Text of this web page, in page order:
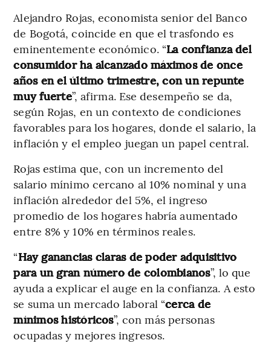
Alejandro Rojas, economista senior del Banco
de Bogotá, coincide en que el trasfondo es
eminentemente económico. “La confianza del
consumidor ha alcanzado máximos de once
años en el último trimestre, con un repunte
muy fuerte”, afirma. Ese desempeño se da,
según Rojas, en un contexto de condiciones
favorables para los hogares, donde el salario, la
inflación y el empleo juegan un papel central.
Rojas estima que, con un incremento del
salario mínimo cercano al 10% nominal y una
inflación alrededor del 5%, el ingreso
promedio de los hogares habría aumentado
entre 8% y 10% en términos reales.
“Hay ganancias claras de poder adquisitivo
para un gran número de colombianos”, lo que
ayuda a explicar el auge en la confianza. A esto
se suma un mercado laboral “cerca de
mínimos históricos”, con más personas
ocupadas y mejores ingresos.